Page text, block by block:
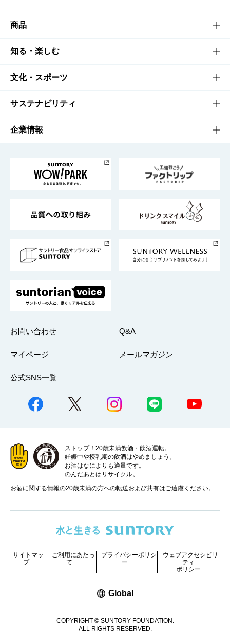
商品
商品TOP
商品一覧
商品発売情報
栄養成分一覧
知る・楽しむ
知る・楽しむTOP
キャンペーン
工場見学
地域情報
文化・スポーツ
文化・スポーツTOP
サントリーホール
サントリーサンバーズ大阪
サステナビリティ
サステナビリティTOP
サントリーが考えるサステナビリティ経営
企業情報
企業概要
採用情報
お問い合わせ Q&A
マイページ メールマガジン
公式SNS一覧
ストップ！20歳未満飲酒・飲酒運転。
妊娠中や授乳期の飲酒はやめましょう。
お酒はなによりも適量です。
のんだあとはリサイクル。
お酒に関する情報の20歳未満の方への転送および共有はご遠慮ください。
COPYRIGHT © SUNTORY FOUNDATION.
ALL RIGHTS RESERVED.
サイトマッ
プ
ご利用にあたっ
て
プライバシーポリシ
ー
ウェブアクセシビリ
ティ
ポリシー
Global新しいウィンドウで開く